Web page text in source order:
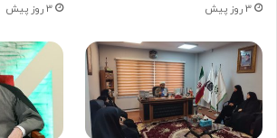
3 روز پیش 3 روز پیش